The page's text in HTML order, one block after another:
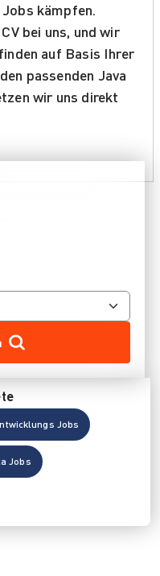
kämpfen.
CV bei uns, und wir
auf Basis Ihrer
passenden Java
wir uns direkt
Jobs
Jobs